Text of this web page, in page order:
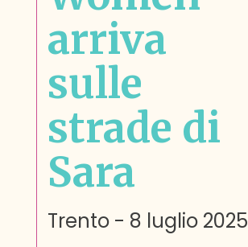
arriva
sulle
strade di
Sara
Trento - 8 luglio 2025